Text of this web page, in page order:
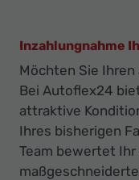
Inzahlungnahme
Möchten Sie Ihren
Bei Autoflex24
attraktive
Ihres bisherigen
Team bewertet